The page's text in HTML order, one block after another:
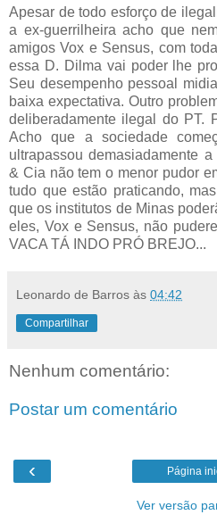
Apesar de todo esforço de
a ex-guerrilheira acho que
amigos Vox e Sensus, com
essa D. Dilma vai poder lhe
Seu desempenho pessoal
baixa expectativa. Outro
deliberadamente ilegal do PT.
Acho que a sociedade
ultrapassou demasiadamente
& Cia não tem o menor pudor
tudo que estão praticando,
que os institutos de Minas
eles, Vox e Sensus, não
VACA TÁ INDO PRÓ BREJO...
Leonardo de Barros às 04:42
Compartilhar
Nenhum comentário:
Postar um comentário
‹ Página
Ver versão